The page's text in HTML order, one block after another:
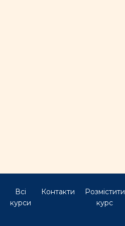
Всі
курси
Контакти
Розмістити
курс